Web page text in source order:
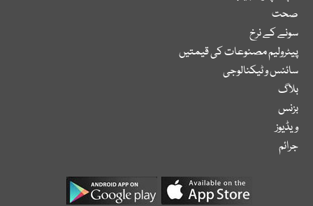
صحت
سونے کے نرخ
پیٹرولیم مصنوعات کی قیمتیں
سائنس و ٹیکنالوجی
بلاگ
بزنس
ویڈیوز
جرائم